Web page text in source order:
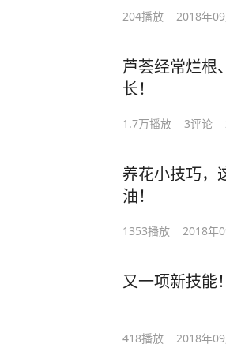
204播放 2018年
芦荟经常烂根
长！
1.7万播放 3评论
养花小技巧，
油！
1353播放 2018年
又一项新技能
418播放 2018年